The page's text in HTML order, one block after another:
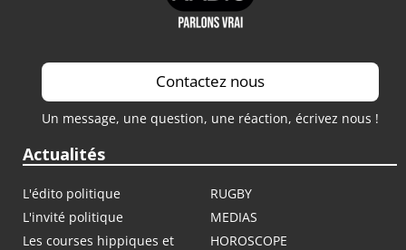
Contactez nous
Un message, une question, une réaction, écrivez nous !
Actualités
L'édito politique
RUGBY
L'invité politique
MEDIAS
Les courses hippiques et
HOROSCOPE